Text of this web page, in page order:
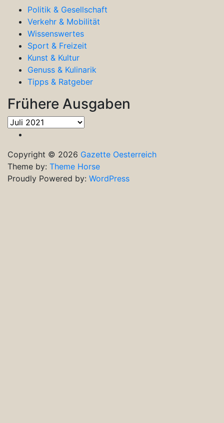
Politik & Gesellschaft
Verkehr & Mobilität
Wissenswertes
Sport & Freizeit
Kunst & Kultur
Genuss & Kulinarik
Tipps & Ratgeber
Frühere Ausgaben
Frühere
Ausgaben
Copyright © 2026 Gazette Oesterreich
Theme by: Theme Horse
Proudly Powered by: WordPress